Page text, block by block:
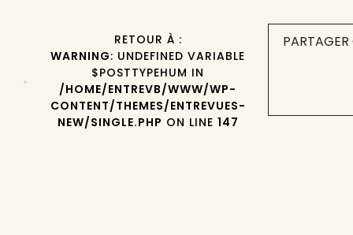
RETOUR À :
WARNING: UNDEFINED VARIABLE
$POSTTYPEHUM IN
/HOME/ENTREVB/WWW/WP-
CONTENT/THEMES/ENTREVUES-
NEW/SINGLE.PHP ON LINE 147